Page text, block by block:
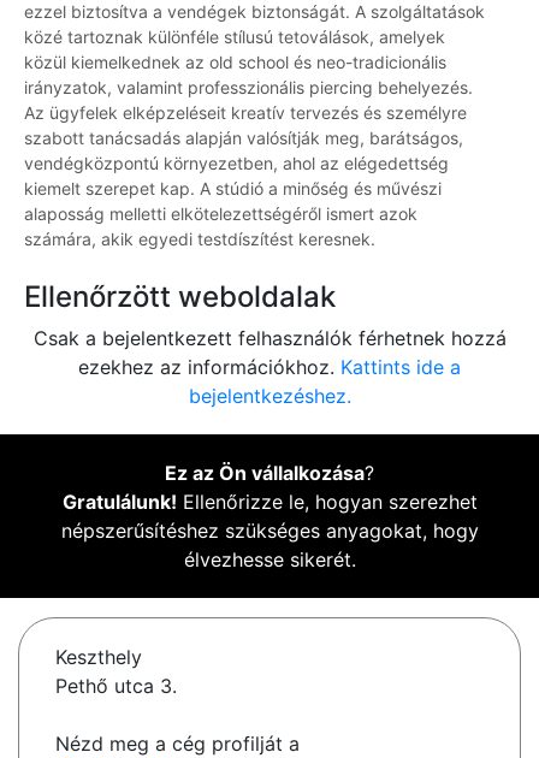
ezzel biztosítva a vendégek biztonságát. A szolgáltatások
közé tartoznak különféle stílusú tetoválások, amelyek
közül kiemelkednek az old school és neo-tradicionális
irányzatok, valamint professzionális piercing behelyezés.
Az ügyfelek elképzeléseit kreatív tervezés és személyre
szabott tanácsadás alapján valósítják meg, barátságos,
vendégközpontú környezetben, ahol az elégedettség
kiemelt szerepet kap. A stúdió a minőség és művészi
alaposság melletti elkötelezettségéről ismert azok
számára, akik egyedi testdíszítést keresnek.
Ellenőrzött weboldalak
Csak a bejelentkezett felhasználók férhetnek hozzá
ezekhez az információkhoz. Kattints ide a
bejelentkezéshez.
Ez az Ön vállalkozása?
Gratulálunk! Ellenőrizze le, hogyan szerezhet
népszerűsítéshez szükséges anyagokat, hogy
élvezhesse sikerét.
Keszthely
Pethő utca 3.
Nézd meg a cég profilját a